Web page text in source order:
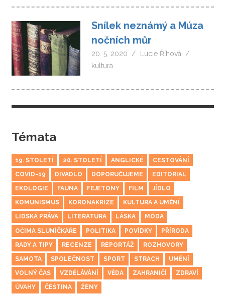
Snílek neznámý a Múza
nočních můr
20. 5. 2020
Lucie Říhová
kultura
Témata
19. STOLETÍ 20. STOLETÍ ANGLICKÉ CESTOVÁNÍ
COVID-19 DIVADLO DOPORUČUJEME EDITORIAL
EKOLOGIE FAUNA FEJETONY FILM JÍDLO
KOMUNISMUS KORONAKRIZE KULTURA A UMĚNÍ
LIDSKÁ PRÁVA LITERATURA LÁSKA MÓDA
OČIMA SLUNÍČKÁŘE POLITIKA POVÍDKY PŘÍRODA
RADY A TIPY RECENZE REPORTÁŽ ROZHOVORY
SAMOTA SPOLEČNOST SPORT STRACH UMĚNÍ
VOLNÝ ČAS VZDĚLÁVÁNÍ VĚDA ZAHRANIČÍ ZDRAVÍ
ÚVAHY ČEŠTINA ŽENY